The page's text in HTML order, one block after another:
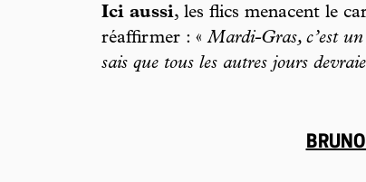
Ici aussi, les flics menacent le
réaffirmer : «Mardi-Gras, c’est
sais que tous les autres jours